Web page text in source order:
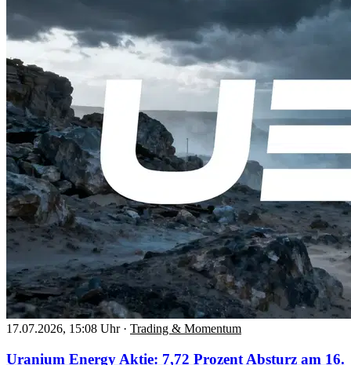
17.07.2026, 15:08 Uhr · Trading & Momentum
Uranium Energy Aktie: 7,72 Prozent Absturz am 16.